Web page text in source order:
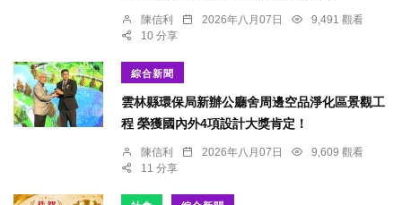
陳信利 2026年八月07日
9,491 觀看
10 分享
綜合新聞
雲林縣環保局新辦公廳舍周邊空品淨化區景觀工
程 榮獲國內外4項設計大獎肯定！
陳信利 2026年八月07日
9,609 觀看
11 分享